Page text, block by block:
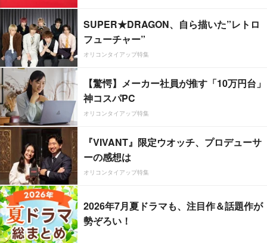
SUPER★DRAGON、自ら描いた”レトロ
フューチャー”
オリコンタイアップ特集
【驚愕】メーカー社員が推す「10万円台」
神コスパPC
オリコンタイアップ特集
『VIVANT』限定ウオッチ、プロデューサ
ーの感想は
オリコンタイアップ特集
2026年7月夏ドラマも、注目作＆話題作が
勢ぞろい！